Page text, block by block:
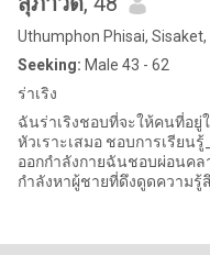
Uthumphon Phisai, Sisaket,
Seeking: Male 43 - 62
ร่าเริง
ฉันร่าเริงชอบที่จะให้คนที่อยู่
หัวเราะเสมอ ชอบการเรียน
ออกกำลังกายฉันชอบผ่อนค
กำลังหาผู้ชายที่ดึงดูดความรู้